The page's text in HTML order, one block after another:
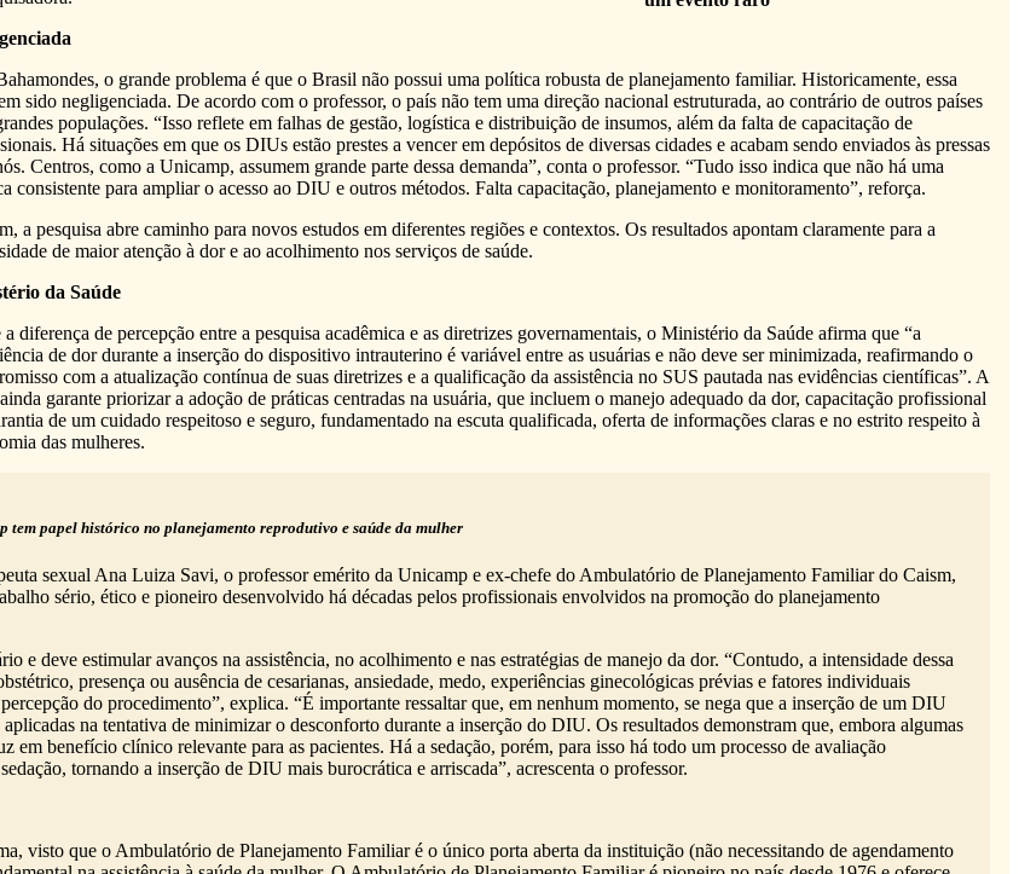
o grande problema é que o Brasil não possui uma política robusta de planejamento familiar. Historicamente, essa
sido negligenciada. De acordo com o professor, o país não tem uma direção nacional estruturada, ao contrário de outros países
populações. “Isso reflete em falhas de gestão, logística e distribuição de insumos, além da falta de capacitação de
Há situações em que os DIUs estão prestes a vencer em depósitos de diversas cidades e acabam sendo enviados às pressas
Centros, como a Unicamp, assumem grande parte dessa demanda”, conta o professor. “Tudo isso indica que não há uma
consistente para ampliar o acesso ao DIU e outros métodos. Falta capacitação, planejamento e monitoramento”, reforça.
a pesquisa abre caminho para novos estudos em diferentes regiões e contextos. Os resultados apontam claramente para a
de maior atenção à dor e ao acolhimento nos serviços de saúde.
da Saúde
a diferença de percepção entre a pesquisa acadêmica e as diretrizes governamentais, o Ministério da Saúde afirma que “a
de dor durante a inserção do dispositivo intrauterino é variável entre as usuárias e não deve ser minimizada, reafirmando o
com a atualização contínua de suas diretrizes e a qualificação da assistência no SUS pautada nas evidências científicas”. A
garante priorizar a adoção de práticas centradas na usuária, que incluem o manejo adequado da dor, capacitação profissional
de um cuidado respeitoso e seguro, fundamentado na escuta qualificada, oferta de informações claras e no estrito respeito à
das mulheres.
tem papel histórico no planejamento reprodutivo e saúde da mulher
sexual Ana Luiza Savi, o professor emérito da Unicamp e ex-chefe do Ambulatório de Planejamento Familiar do Caism,
sério, ético e pioneiro desenvolvido há décadas pelos profissionais envolvidos na promoção do planejamento
e deve estimular avanços na assistência, no acolhimento e nas estratégias de manejo da dor. “Contudo, a intensidade dessa
presença ou ausência de cesarianas, ansiedade, medo, experiências ginecológicas prévias e fatores individuais
do procedimento”, explica. “É importante ressaltar que, em nenhum momento, se nega que a inserção de um DIU
na tentativa de minimizar o desconforto durante a inserção do DIU. Os resultados demonstram que, embora algumas
em benefício clínico relevante para as pacientes. Há a sedação, porém, para isso há todo um processo de avaliação
tornando a inserção de DIU mais burocrática e arriscada”, acrescenta o professor.
visto que o Ambulatório de Planejamento Familiar é o único porta aberta da instituição (não necessitando de agendamento